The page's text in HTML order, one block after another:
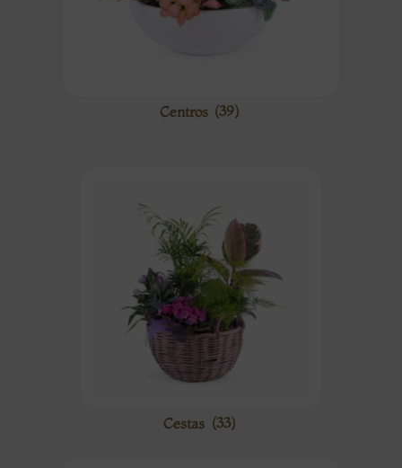
Centros (39)
Cestas (33)